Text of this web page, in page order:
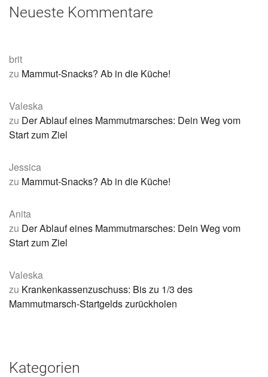
Neueste Kommentare
brit
zu Mammut-Snacks? Ab in die Küche!
Valeska
zu Der Ablauf eines Mammutmarsches: Dein Weg vom
Start zum Ziel
Jessica
zu Mammut-Snacks? Ab in die Küche!
Anita
zu Der Ablauf eines Mammutmarsches: Dein Weg vom
Start zum Ziel
Valeska
zu Krankenkassenzuschuss: Bis zu 1/3 des
Mammutmarsch-Startgelds zurückholen
Kategorien